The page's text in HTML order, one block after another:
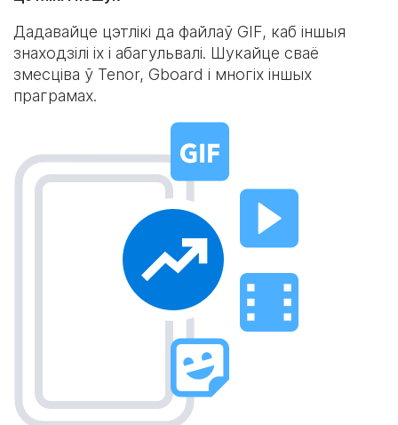
Дадавайце цэтлікі да файлаў GIF, каб іншыя
знаходзілі іх і абагульвалі. Шукайце сваё
змесціва ў Tenor, Gboard і многіх іншых
праграмах.